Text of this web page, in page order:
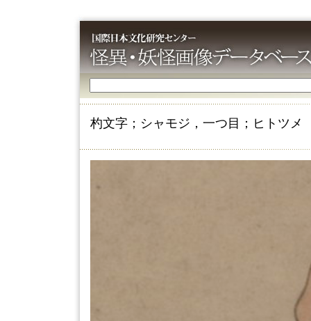
杓文字；シャモジ，一つ目；ヒトツメ